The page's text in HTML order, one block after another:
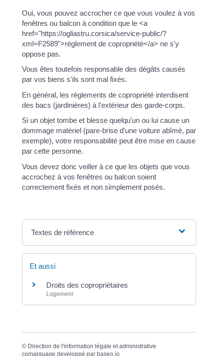
Oui, vous pouvez accrocher ce que vous voulez à vos
fenêtres ou balcon à condition que le <a
href="https://ogliastru.corsica/service-public/?
xml=F2589">règlement de copropriété</a> ne s'y
oppose pas.
Vous êtes toutefois responsable des dégâts causés
par vos biens s'ils sont mal fixés.
En général, les règlements de copropriété interdisent
des bacs (jardinières) à l'extérieur des garde-corps.
Si un objet tombe et blesse quelqu'un ou lui cause un
dommage matériel (pare-brise d'une voiture abîmé, par
exemple), votre responsabilité peut être mise en cause
par cette personne.
Vous devez donc veiller à ce que les objets que vous
accrochez à vos fenêtres ou balcon soient
correctement fixés et non simplement posés.
Textes de référence
Et aussi
Droits des copropriétaires
Logement
© Direction de l'information légale et administrative
comarquage developpé par baseo.io